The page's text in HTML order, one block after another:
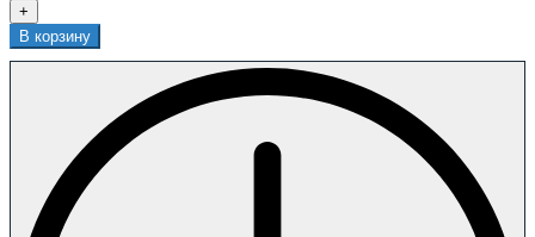
+
В корзину